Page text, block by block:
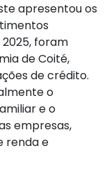
apresentou os
foram
de Coité,
de crédito.
o
e o
empresas,
renda e